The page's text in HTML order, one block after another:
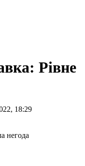
Рівне
18:29